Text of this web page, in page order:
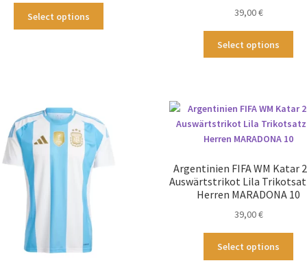
Select options
können
39,00€
Select options
Die
der
Argentinien FIFA WM Katar
Auswärtstrikot Lila
Herren MARADONA 10
39,00€
Select options